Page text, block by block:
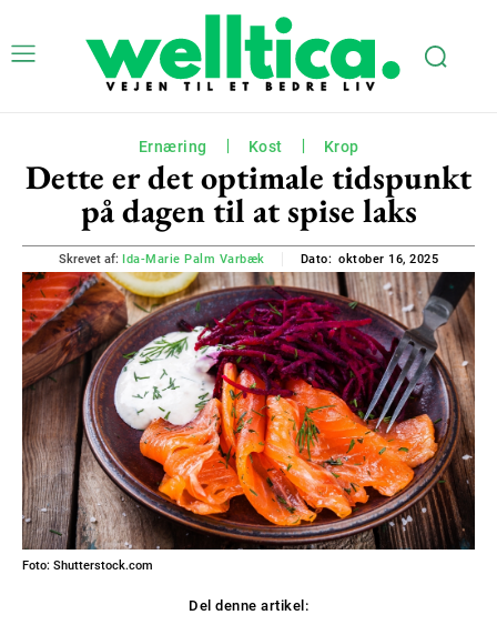
Ernæring Kost Krop
Dette er det optimale tidspunkt
på dagen til at spise laks
Skrevet af: Ida-Marie Palm Varbæk Dato: oktober 16, 2025
Foto: Shutterstock.com
Del denne artikel: